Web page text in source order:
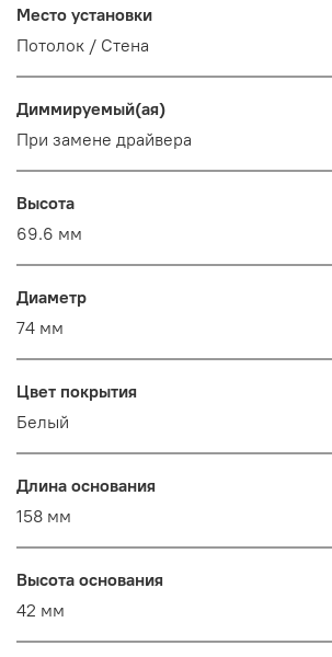
Место установки
Потолок / Cтена
Диммируемый(ая)
При замене драйвера
Высота
69.6 мм
Диаметр
74 мм
Цвет покрытия
Белый
Длина основания
158 мм
Высота основания
42 мм